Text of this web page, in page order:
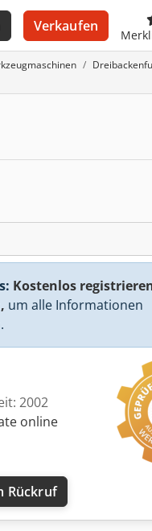
Verkaufen
Kostenlos
um alle Informationen
2002
online
Rückruf